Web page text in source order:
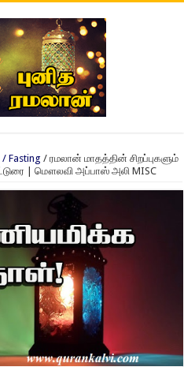
/ Fasting / ரமலான் மாதத்தின் சிறப்புகளும்
| மௌலவி அப்பாஸ் அலி MISC